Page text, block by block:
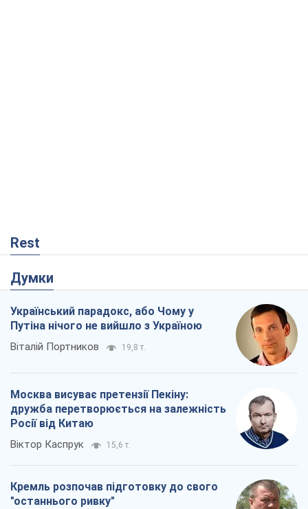
Rest
Думки
Український парадокс, або Чому у
Путіна нічого не вийшло з Україною
Віталій Портников 19,8 т.
Москва висуває претензії Пекіну:
дружба перетворюється на залежність
Росії від Китаю
Віктор Каспрук 15,6 т.
Кремль розпочав підготовку до свого
"останнього ривку"